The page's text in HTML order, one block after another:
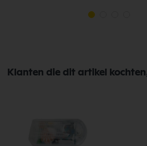
Klanten die dit artikel